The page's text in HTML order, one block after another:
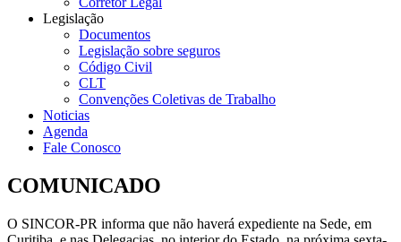
Legislação
Documentos
Legislação sobre seguros
Código Civil
CLT
Convenções Coletivas de Trabalho
Noticias
Agenda
Fale Conosco
COMUNICADO
O SINCOR-PR informa que não haverá expediente na Sede, em